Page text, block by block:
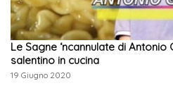
Le Sagne ‘ncannulate di
salentino in cucina
19 Giugno 2020